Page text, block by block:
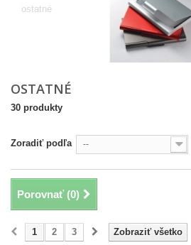
ostatné
OSTATNÉ
30 produkty
Zoradiť podľa --
Porovnať (0)
Zobraziť všetko
1 2 3